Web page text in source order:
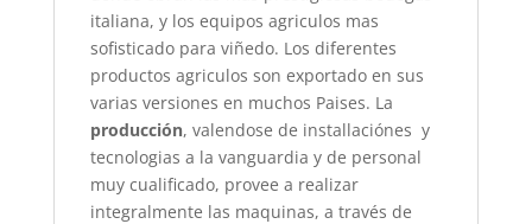
italiana, y los equipos agriculos mas
sofisticado para viñedo. Los diferentes
productos agriculos son exportado en sus
varias versiones en muchos Paises. La
producción, valendose de installaciónes y
tecnologias a la vanguardia y de personal
muy cualificado, provee a realizar
integralmente las maquinas, a través de